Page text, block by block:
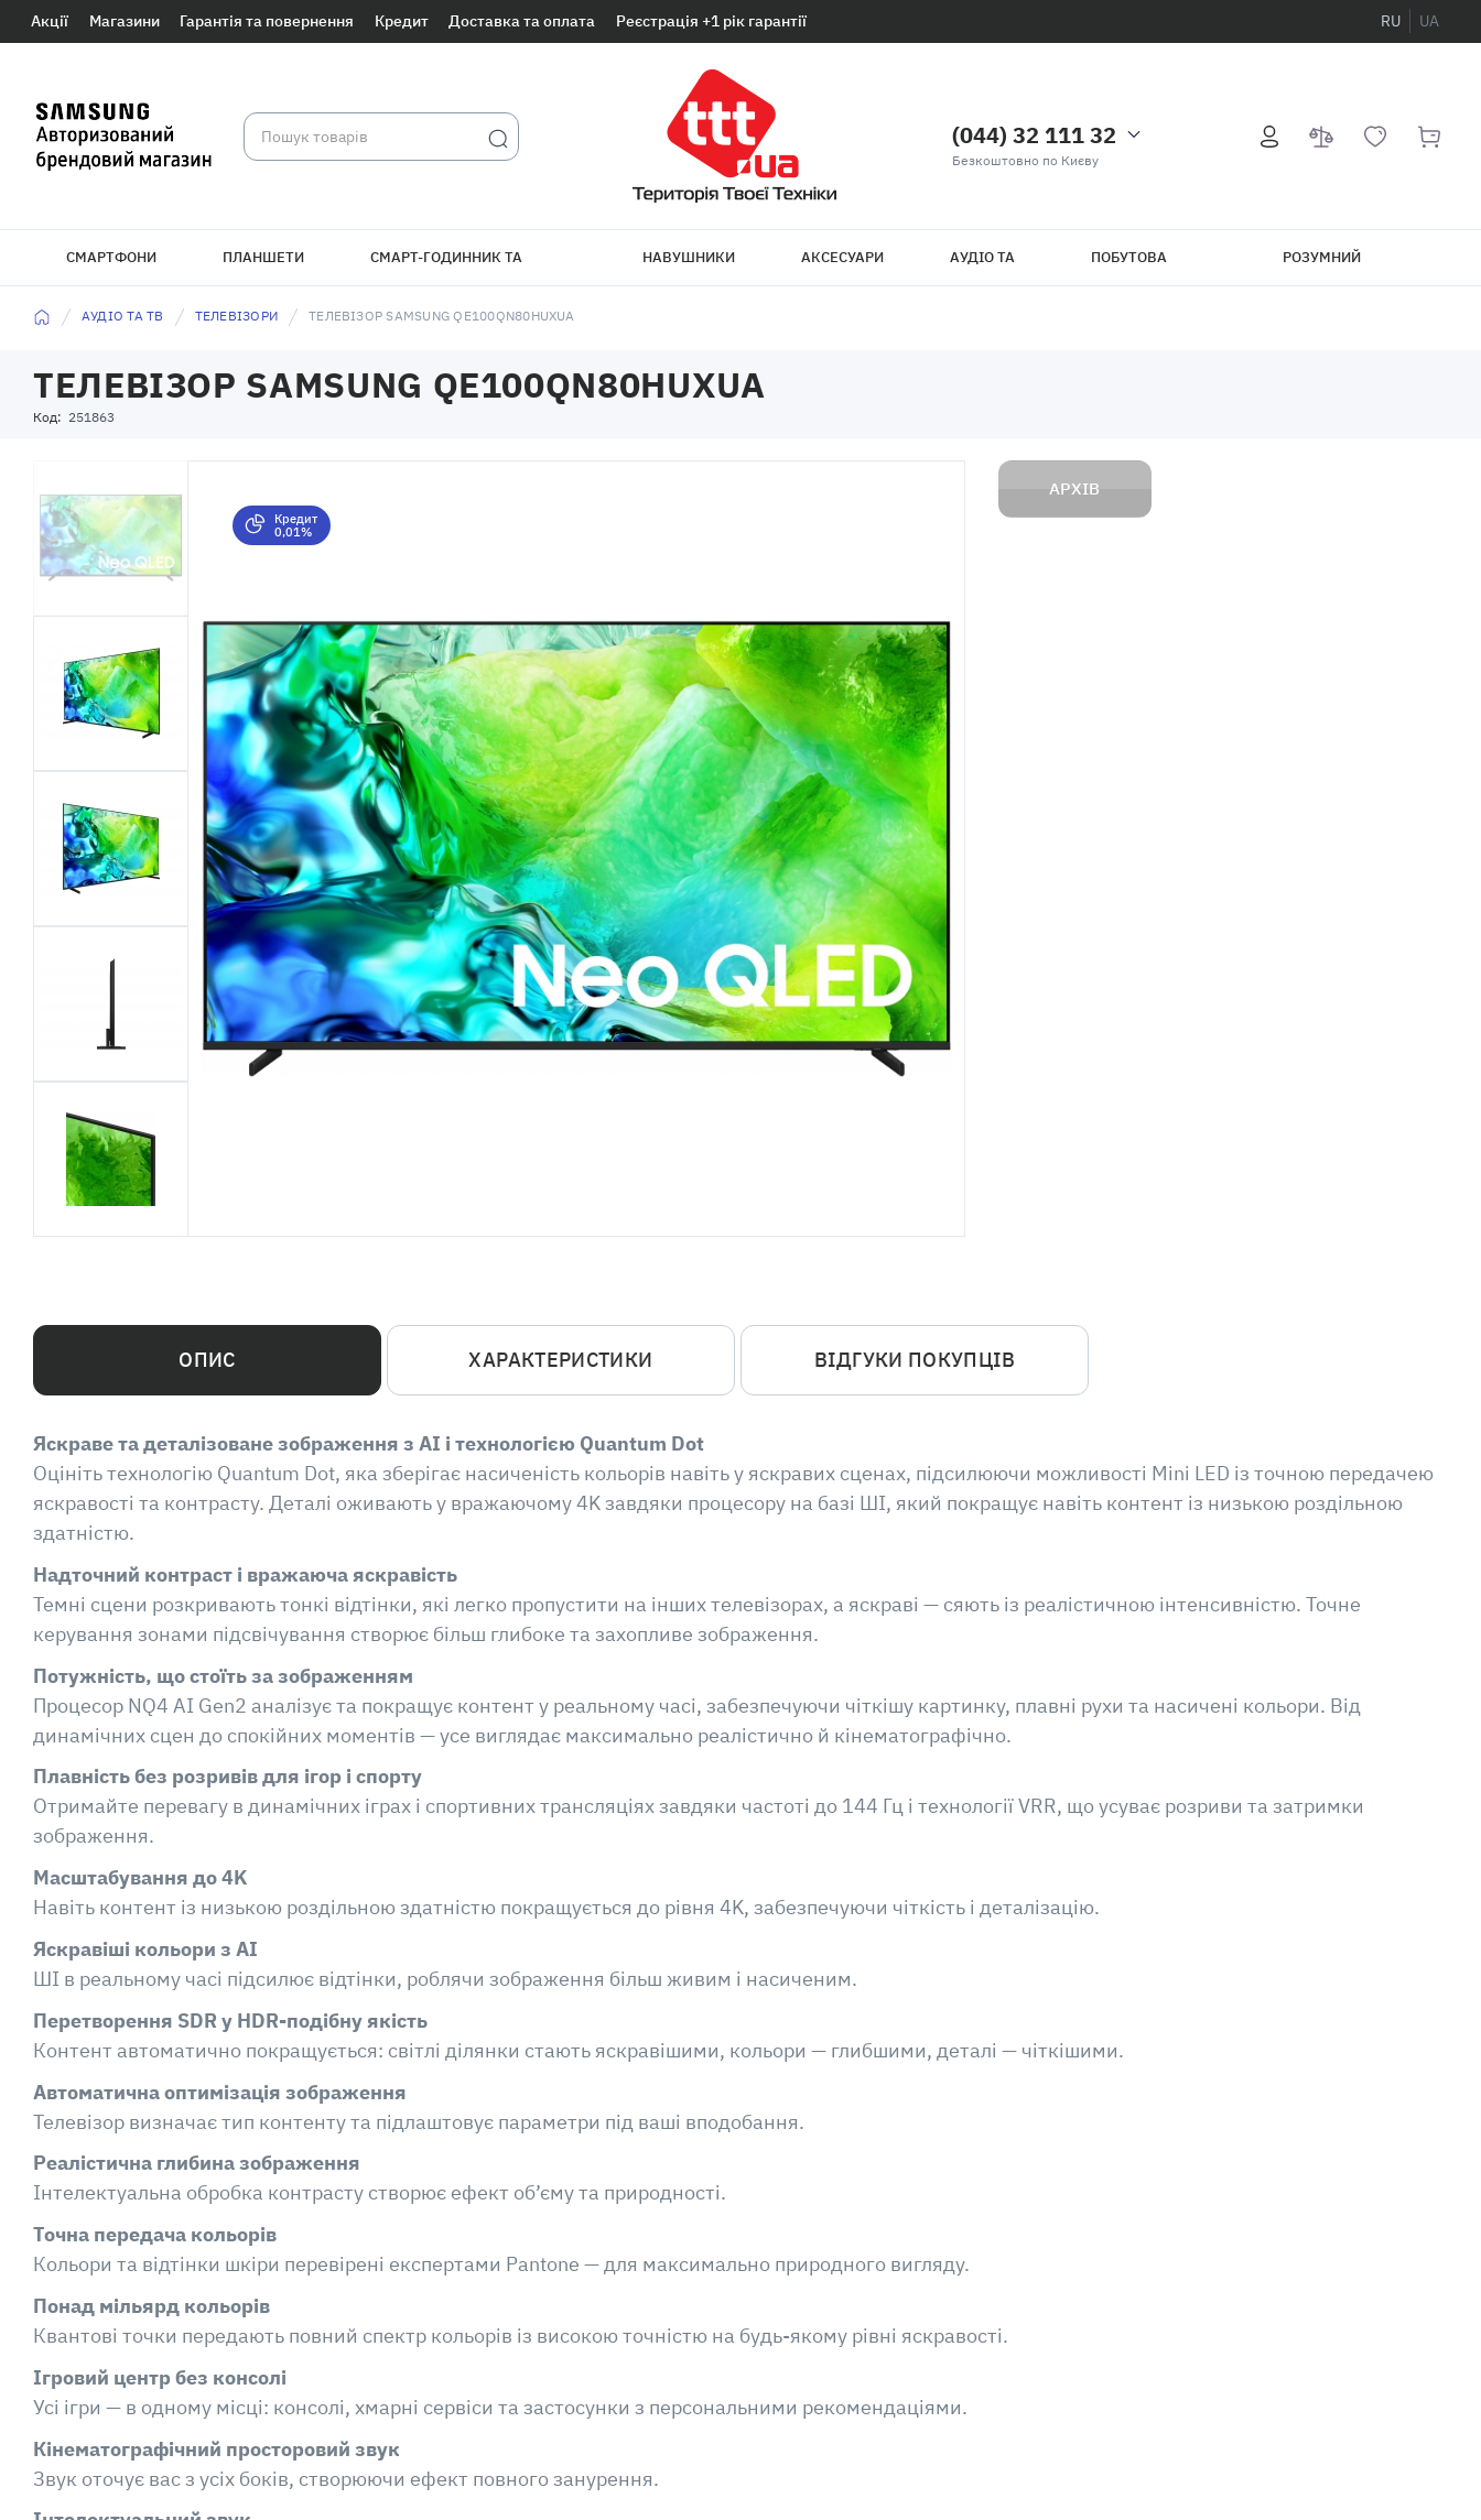
Акції Магазини Гарантія та повернення Кредит Доставка та оплата Реєстрація +1 рік гарантії RU UA
(044) 32 111 32
Безкоштовно по Києву
СМАРТФОНИ ПЛАНШЕТИ СМАРТ-ГОДИННИК ТА
БРАСЛЕТИ
НАВУШНИКИ АКСЕСУАРИ АУДІО ТА ПОБУТОВА РОЗУМНИЙ
АУДІО ТА ТВ ТЕЛЕВІЗОРИ ТЕЛЕВІЗОР SAMSUNG QE100QN80HUXUA
ТЕЛЕВІЗОР SAMSUNG QE100QN80HUXUA
Код: 251863
Кредит
0,01%
АРХІВ
ОПИС
Яскраве та деталізоване зображення з AI і технологією Quantum Dot
Оцініть технологію Quantum Dot, яка зберігає насиченість кольорів навіть у яскравих сценах, підсилюючи можливості Mini LED із точною передачею
яскравості та контрасту. Деталі оживають у вражаючому 4K завдяки процесору на базі ШІ, який покращує навіть контент із низькою роздільною
здатністю.
Надточний контраст і вражаюча яскравість
Темні сцени розкривають тонкі відтінки, які легко пропустити на інших телевізорах, а яскраві — сяють із реалістичною інтенсивністю. Точне
керування зонами підсвічування створює більш глибоке та захопливе зображення.
Потужність, що стоїть за зображенням
Процесор NQ4 AI Gen2 аналізує та покращує контент у реальному часі, забезпечуючи чіткішу картинку, плавні рухи та насичені кольори. Від
динамічних сцен до спокійних моментів — усе виглядає максимально реалістично й кінематографічно.
Плавність без розривів для ігор і спорту
Отримайте перевагу в динамічних іграх і спортивних трансляціях завдяки частоті до 144 Гц і технології VRR, що усуває розриви та затримки
зображення.
Масштабування до 4K
Навіть контент із низькою роздільною здатністю покращується до рівня 4K, забезпечуючи чіткість і деталізацію.
Яскравіші кольори з AI
ШІ в реальному часі підсилює відтінки, роблячи зображення більш живим і насиченим.
Перетворення SDR у HDR-подібну якість
Контент автоматично покращується: світлі ділянки стають яскравішими, кольори — глибшими, деталі — чіткішими.
Автоматична оптимізація зображення
Телевізор визначає тип контенту та підлаштовує параметри під ваші вподобання.
Реалістична глибина зображення
Інтелектуальна обробка контрасту створює ефект об’єму та природності.
Точна передача кольорів
Кольори та відтінки шкіри перевірені експертами Pantone — для максимально природного вигляду.
Понад мільярд кольорів
Квантові точки передають повний спектр кольорів із високою точністю на будь-якому рівні яскравості.
Ігровий центр без консолі
Усі ігри — в одному місці: консолі, хмарні сервіси та застосунки з персональними рекомендаціями.
Кінематографічний просторовий звук
Звук оточує вас з усіх боків, створюючи ефект повного занурення.
ХАРАКТЕРИСТИКИ ВІДГУКИ ПОКУПЦІВ